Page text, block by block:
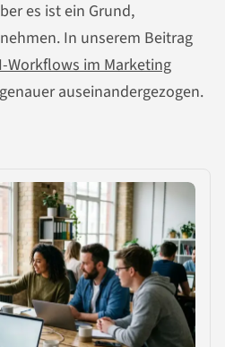
es ist ein Grund,
In unserem Beitrag
Workflows im Marketing
auseinandergezogen.